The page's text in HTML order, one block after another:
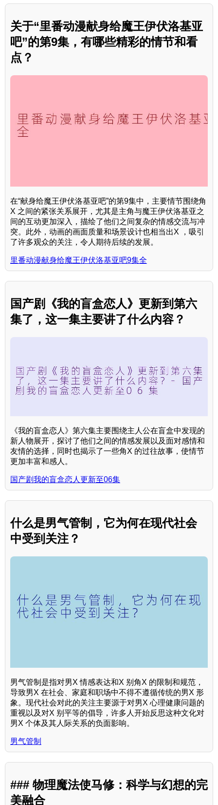
关于“里番动漫献身给魔王伊伏洛基亚
吧”的第9集，有哪些精彩的情节和看
点？
在“献身给魔王伊伏洛基亚吧”的第9集中，主要情节围绕角
X 之间的紧张关系展开，尤其是主角与魔王伊伏洛基亚之
间的互动更加深入，描绘了他们之间复杂的情感交流与冲
突。此外，动画的画面质量和场景设计也相当出X ，吸引
了许多观众的关注，令人期待后续的发展。
里番动漫献身给魔王伊伏洛基亚吧9集全
国产剧《我的盲盒恋人》更新到第六
集了，这一集主要讲了什么内容？
《我的盲盒恋人》第六集主要围绕主人公在盲盒中发现的
新人物展开，探讨了他们之间的情感发展以及面对感情和
友情的选择，同时也揭示了一些角X 的过往故事，使情节
更加丰富和感人。
国产剧我的盲盒恋人更新至06集
什么是男气管制，它为何在现代社会
中受到关注？
男气管制是指对男X 情感表达和X 别角X 的限制和规范，
导致男X 在社会、家庭和职场中不得不遵循传统的男X 形
象。现代社会对此的关注主要源于对男X 心理健康问题的
重视以及对X 别平等的倡导，许多人开始反思这种文化对
男X 个体及其人际关系的负面影响。
男气管制
### 物理魔法使马修：科学与幻想的完
美融合